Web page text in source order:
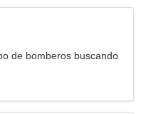
de bomberos buscando